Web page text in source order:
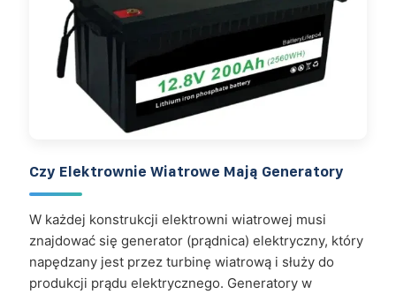
Czy Elektrownie Wiatrowe Mają Generatory
W każdej konstrukcji elektrowni wiatrowej musi
znajdować się generator (prądnica) elektryczny, który
napędzany jest przez turbinę wiatrową i służy do
produkcji prądu elektrycznego. Generatory w